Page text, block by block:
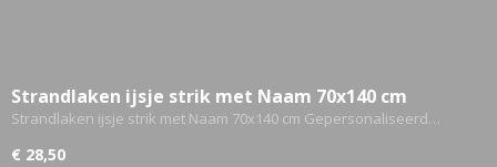
Strandlaken ijsje strik met Naam 70x140 cm
Gepersonaliseerd
Strandlaken ijsje strik met Naam 70x140 cm Gepersonaliseerd…
€ 28,50